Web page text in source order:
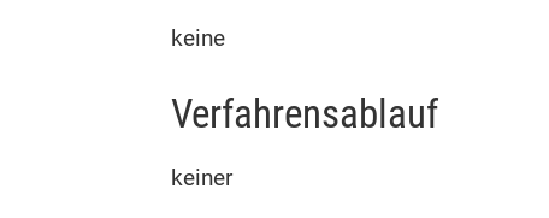
keine
Verfahrensablauf
keiner